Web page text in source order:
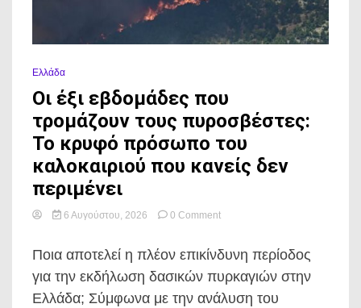
Ελλάδα
Οι έξι εβδομάδες που
τρομάζουν τους πυροσβέστες:
Το κρυφό πρόσωπο του
καλοκαιριού που κανείς δεν
περιμένει
6 Αυγούστου, 2026 0 Commenton
εβδομάδες
που
τρομάζουν
τους
Ποια αποτελεί η πλέον επικίνδυνη περίοδος
για την εκδήλωση δασικών πυρκαγιών στην
Ελλάδα; Σύμφωνα με την ανάλυση του